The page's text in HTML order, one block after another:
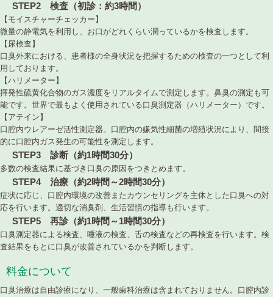
STEP2 検査（初診：約3時間）
【モイスチャーチェッカー】
微量の静電気を利用し、お口がどれくらい潤っているかを検査します。
【尿検査】
口臭外来における、患者様の全身状況を把握するための検査の一つとして利
用しております。
【ハリメーター】
揮発性硫黄化合物のガス濃度をリアルタイムで測定します。鼻臭の測定も可
能です。世界で最もよく使用されている口臭測定器（ハリメーター）です。
【アテイン】
口腔内ウレアーゼ活性測定器。口腔内の嫌気性細菌の増殖状況により、間接
的に口腔内ガス発生の可能性を測定します。
STEP3 診断（約1時間30分）
多数の検査結果に基づき口臭の原因をつきとめます。
STEP4 治療（約2時間～2時間30分）
症状に応じ、口腔内環境の改善またカウンセリングを主体とした口臭への対
応を行います。適切な消臭剤、生活習慣の指導も行います。
STEP5 再診（約1時間～1時間30分）
口臭測定器による検査、唾液の検査、舌の検査などの再検査を行います。検
査結果をもとに口臭が改善されているかを判断します。
料金について
口臭治療は自由診療になり、一般歯科治療は含まれておりません。口腔内診